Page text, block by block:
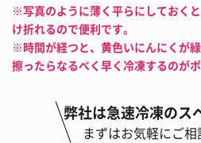
※写真のように薄く平らにしておく
け折れるので便利です。
※時間が経つと、黄色いにんにくが
擦ったらなるべく早く冷凍するのがポ
弊社は急速冷凍のス
まずはお気軽にご相